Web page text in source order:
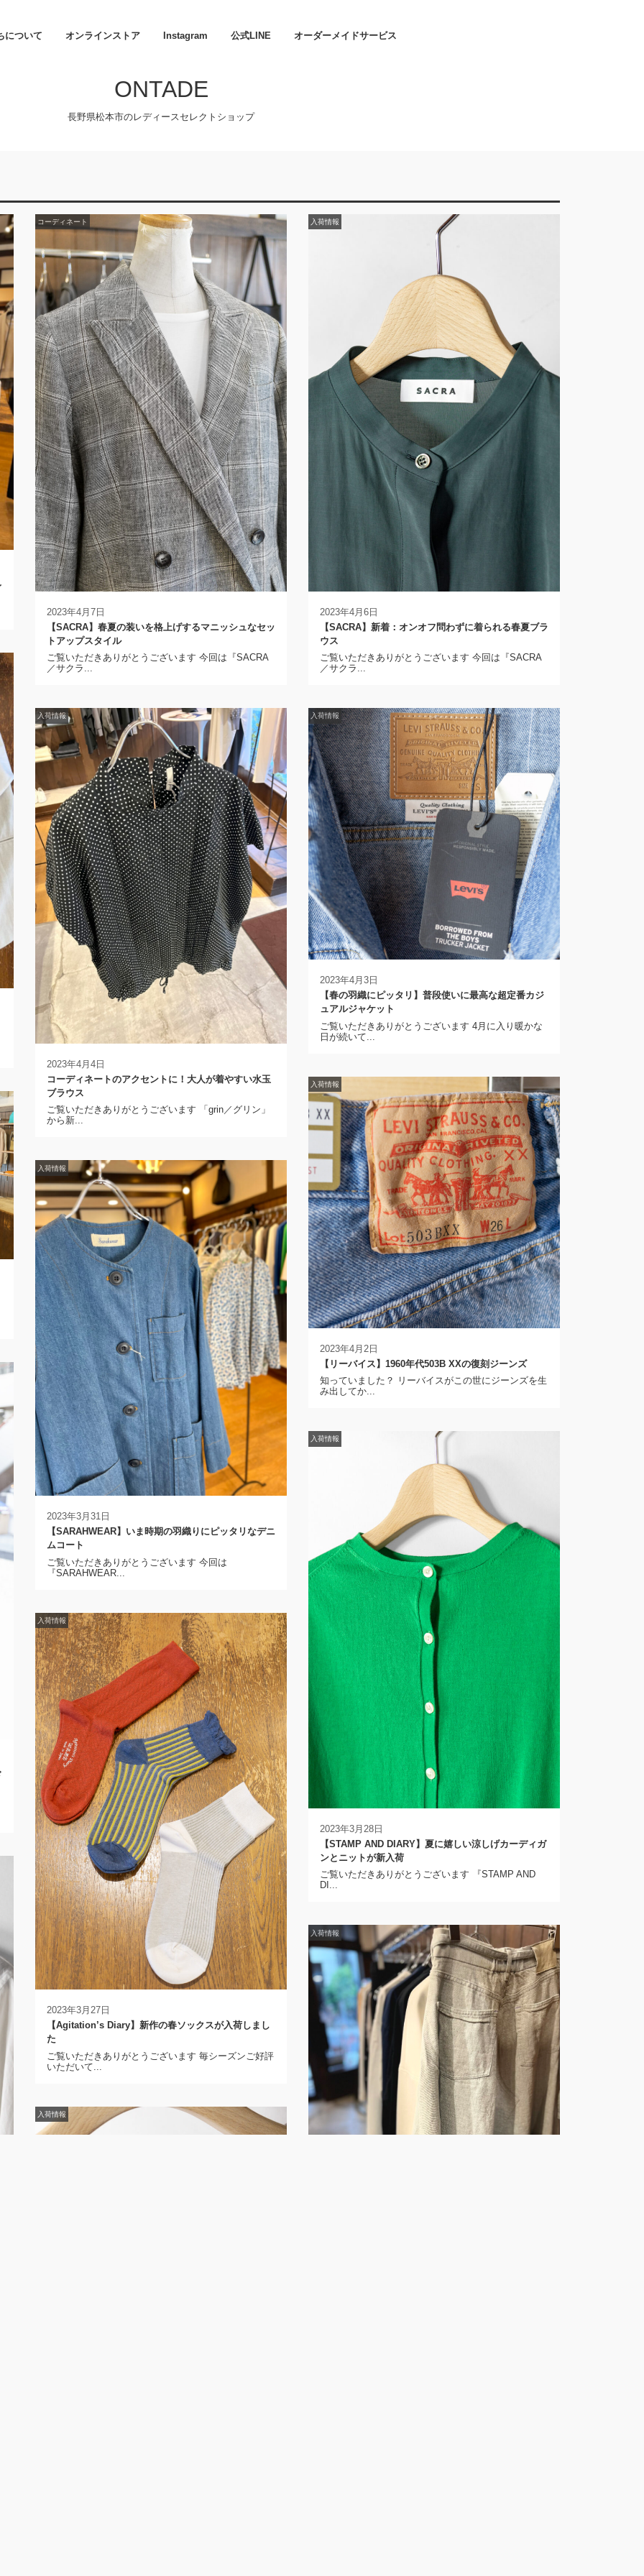
について オンラインストア Instagram 公式LINE オーダーメイドサービス
ONTADE
長野県松本市のレディースセレクトショップ
2023年4月7日
コーディネート
【SACRA】春夏の装いを格上げするマニッシュなセッ
トアップスタイル
ご覧いただきありがとうございます 今回は『SACRA
／サクラ...
2023年4月6日
入荷情報
【SACRA】新着：オンオフ問わずに着られる春夏ブラ
ウス
ご覧いただきありがとうございます 今回は『SACRA
／サクラ...
2023年4月4日
入荷情報
コーディネートのアクセントに！大人が着やすい水玉
ブラウス
ご覧いただきありがとうございます 「grin／グリン」
から新...
2023年4月3日
入荷情報
【春の羽織にピッタリ】普段使いに最高な超定番カジ
ュアルジャケット
ご覧いただきありがとうございます 4月に入り暖かな
日が続いて...
2023年4月2日
入荷情報
【リーバイス】1960年代503B XXの復刻ジーンズ
知っていました？ リーバイスがこの世にジーンズを生
み出してか...
2023年3月31日
入荷情報
【SARAHWEAR】いま時期の羽織りにピッタリなデニ
ムコート
ご覧いただきありがとうございます 今回は
『SARAHWEAR...
2023年3月28日
入荷情報
【STAMP AND DIARY】夏に嬉しい涼しげカーディガ
ンとニットが新入荷
ご覧いただきありがとうございます 『STAMP AND
DI...
2023年3月27日
入荷情報
【Agitation’s Diary】新作の春ソックスが入荷しまし
た
ご覧いただきありがとうございます 毎シーズンご好評
いただいて...
入荷情報
入荷情報